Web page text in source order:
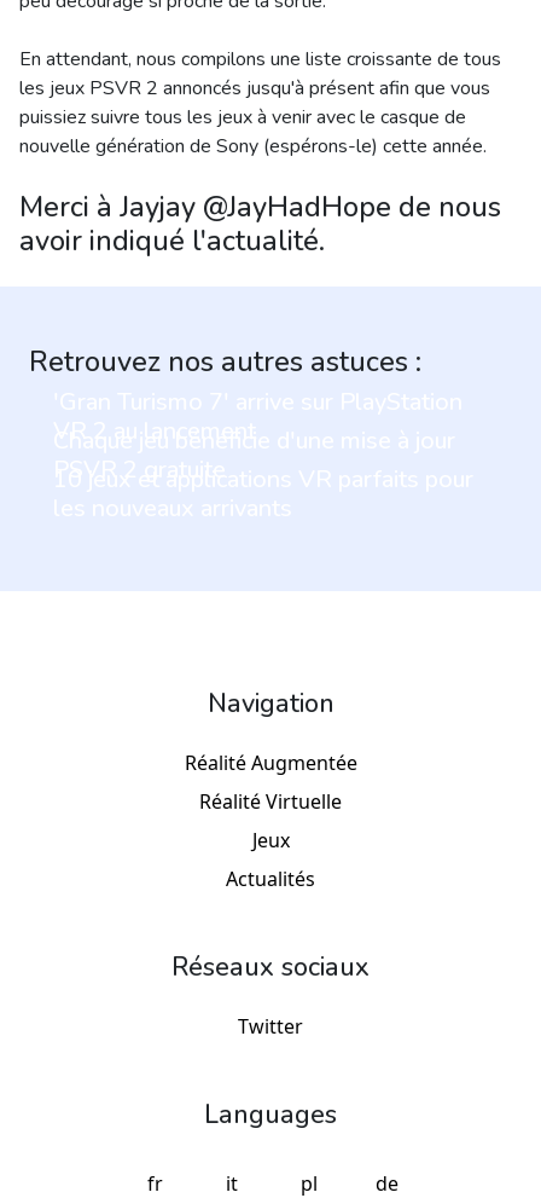
En attendant, nous compilons une liste croissante de tous
les jeux PSVR 2 annoncés jusqu'à présent afin que vous
puissiez suivre tous les jeux à venir avec le casque de
nouvelle génération de Sony (espérons-le) cette année.
Merci à Jayjay @JayHadHope de nous
avoir indiqué l'actualité.
Retrouvez nos autres astuces :
Navigation
Réalité Augmentée
Réalité Virtuelle
Jeux
Actualités
Réseaux sociaux
Twitter
Languages
fr it pl de